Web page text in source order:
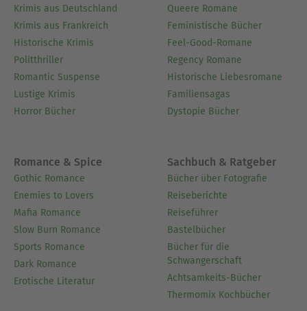
Krimis aus Deutschland
Krimis aus Frankreich
Historische Krimis
Politthriller
Romantic Suspense
Lustige Krimis
Horror Bücher
Queere Romane
Feministische Bücher
Feel-Good-Romane
Regency Romane
Historische Liebesromane
Familiensagas
Dystopie Bücher
Romance & Spice
Gothic Romance
Enemies to Lovers
Mafia Romance
Slow Burn Romance
Sports Romance
Dark Romance
Erotische Literatur
Sachbuch & Ratgeber
Bücher über Fotografie
Reiseberichte
Reiseführer
Bastelbücher
Bücher für die
Schwangerschaft
Achtsamkeits-Bücher
Thermomix Kochbücher